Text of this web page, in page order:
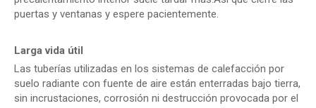
puertas y ventanas y espere pacientemente.
Larga vida útil
Las tuberías utilizadas en los sistemas de calefacción por
suelo radiante con fuente de aire están enterradas bajo tierra,
sin incrustaciones, corrosión ni destrucción provocada por el